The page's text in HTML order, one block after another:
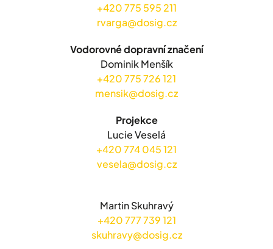
+420 775 595 211
rvarga@dosig.cz
Vodorovné dopravní značení
Dominik Menšík
+420 775 726 121
mensik@dosig.cz
Projekce
Lucie Veselá
+420 774 045 121
vesela@dosig.cz
Martin Skuhravý
+420 777 739 121
skuhravy@dosig.cz